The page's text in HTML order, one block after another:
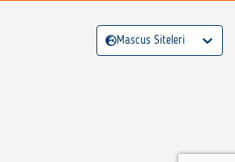
Mascus Siteleri